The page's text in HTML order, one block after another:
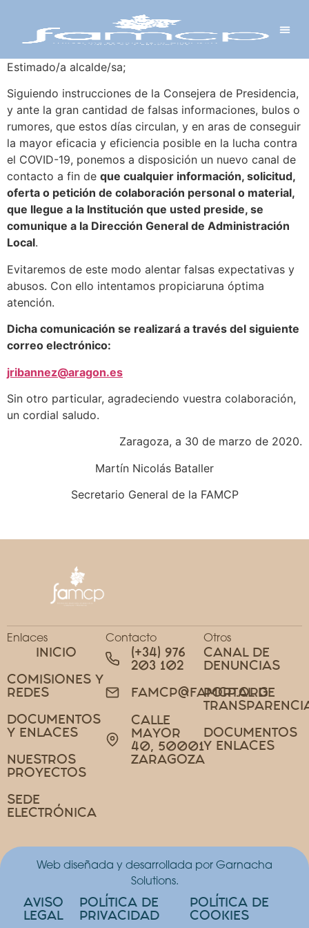
Estimado/a alcalde/sa;
Siguiendo instrucciones de la Consejera de Presidencia,
y ante la gran cantidad de falsas informaciones, bulos o
rumores, que estos días circulan, y en aras de conseguir
la mayor eficacia y eficiencia posible en la lucha contra
el COVID-19, ponemos a disposición un nuevo canal de
contacto a fin de que cualquier información, solicitud,
oferta o petición de colaboración personal o material,
que llegue a la Institución que usted preside, se
comunique a la Dirección General de Administración
Local.
Evitaremos de este modo alentar falsas expectativas y
abusos. Con ello intentamos propiciaruna óptima
atención.
Dicha comunicación se realizará a través del siguiente
correo electrónico:
jribannez@aragon.es
Sin otro particular, agradeciendo vuestra colaboración,
un cordial saludo.
Zaragoza, a 30 de marzo de 2020.
Martín Nicolás Bataller
Secretario General de la FAMCP
Enlaces
INICIO
COMISIONES Y
REDES
DOCUMENTOS
Y ENLACES
NUESTROS
PROYECTOS
SEDE
ELECTRÓNICA
Contacto
(+34) 976
203 102
FAMCP@FAMCP.ORG
CALLE
MAYOR
40, 50001
ZARAGOZA
Otros
CANAL DE
DENUNCIAS
PORTAL DE
DOCUMENTOS
Y ENLACES
Web diseñada y desarrollada por Garnacha
Solutions.
AVISO
LEGAL
POLÍTICA DE
PRIVACIDAD
POLÍTICA DE
COOKIES